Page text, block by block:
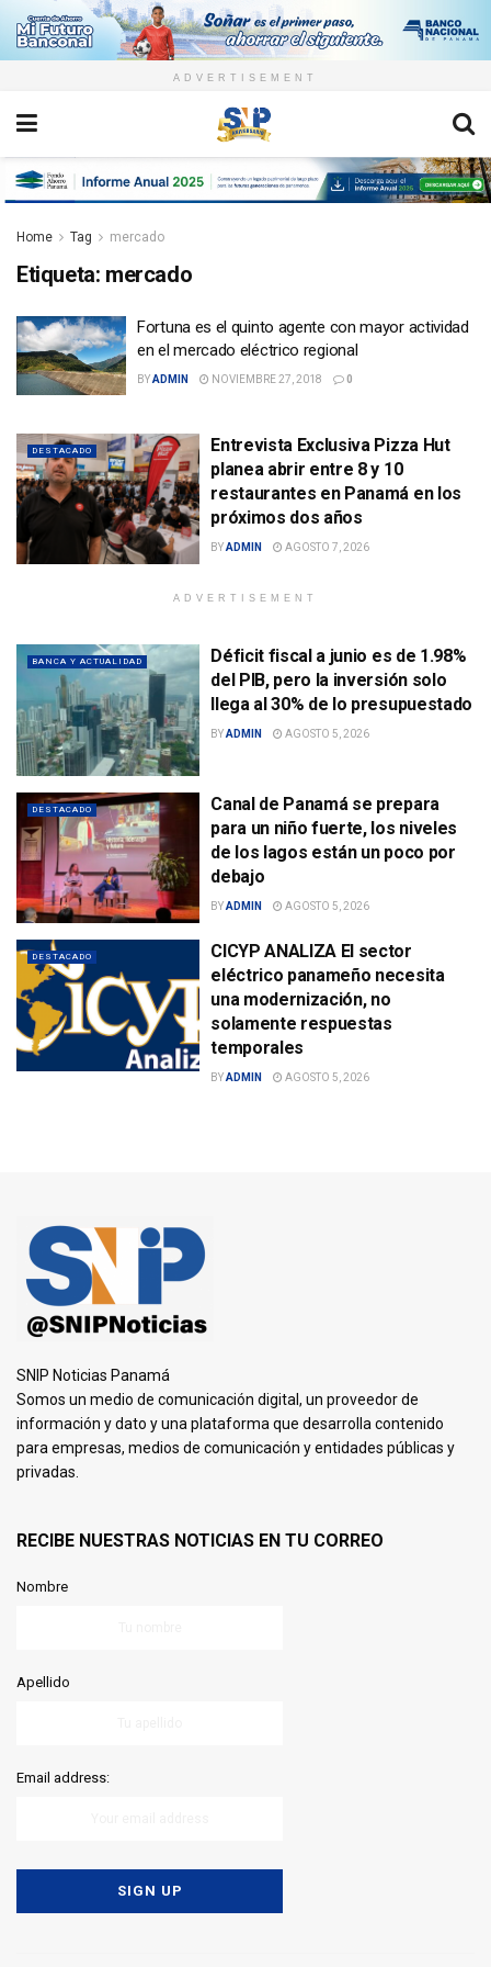
ADVERTISEMENT
Home Tag mercado
Etiqueta: mercado
Fortuna es el quinto agente con mayor actividad
en el mercado eléctrico regional
BYADMIN NOVIEMBRE 27, 2018 0
DESTACADO
Entrevista Exclusiva Pizza Hut
planea abrir entre 8 y 10
restaurantes en Panamá en los
próximos dos años
BYADMIN AGOSTO 7, 2026
ADVERTISEMENT
BANCA Y ACTUALIDAD
Déficit fiscal a junio es de 1.98%
del PIB, pero la inversión solo
llega al 30% de lo presupuestado
BYADMIN AGOSTO 5, 2026
DESTACADO
Canal de Panamá se prepara
para un niño fuerte, los niveles
de los lagos están un poco por
debajo
BYADMIN AGOSTO 5, 2026
DESTACADO
CICYP ANALIZA El sector
eléctrico panameño necesita
una modernización, no
solamente respuestas
temporales
BYADMIN AGOSTO 5, 2026
SNIP Noticias Panamá
Somos un medio de comunicación digital, un proveedor de
información y dato y una plataforma que desarrolla contenido
para empresas, medios de comunicación y entidades públicas y
privadas.
RECIBE NUESTRAS NOTICIAS EN TU CORREO
Nombre
Apellido
Email address: